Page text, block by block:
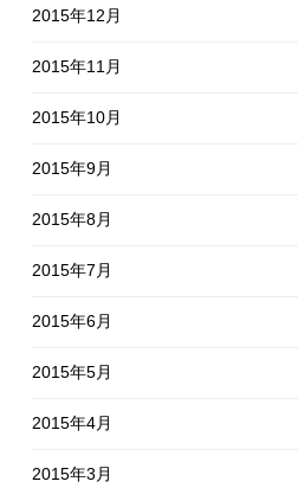
2015年12月
2015年11月
2015年10月
2015年9月
2015年8月
2015年7月
2015年6月
2015年5月
2015年4月
2015年3月